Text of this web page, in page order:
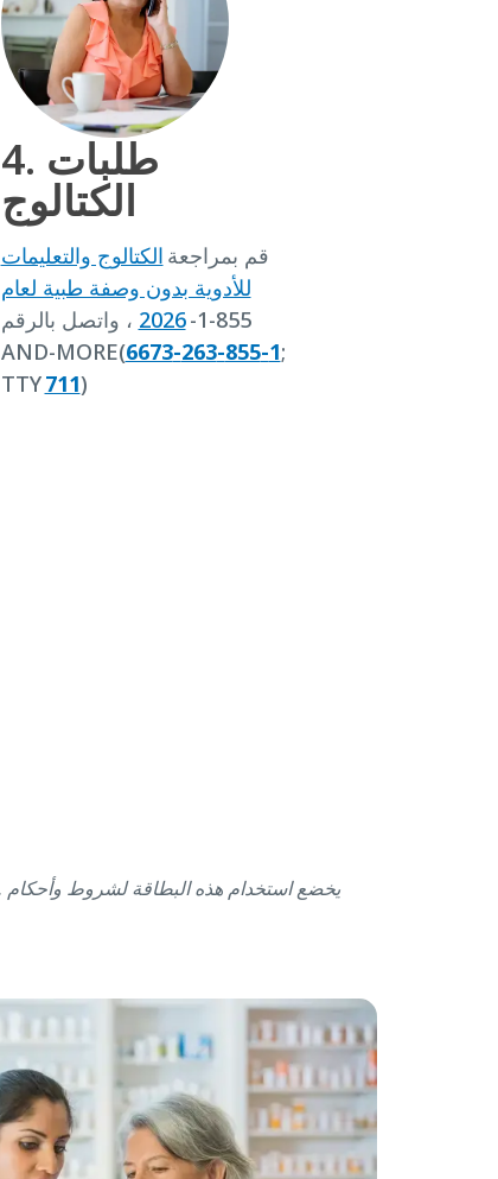
4. طلبات
قم بمراجعة الكتالوج والتعليمات
للأدوية بدون وصفة طبية لعام
2026، واتصل بالرقم1-855-
AND-MORE( 1-855-263-6673;
TTY711)